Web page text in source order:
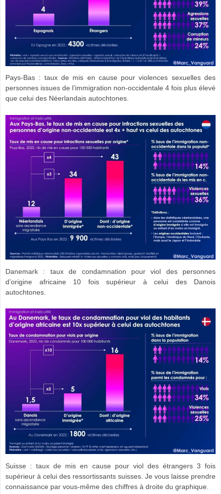
Pays-Bas : taux de mis en cause pour violences sexuelles des
personnes issues de l’immigration non-occidentale 4 fois plus élevé
que celui des Néerlandais autochtones.
Danemark : taux de condamnation pour viol des personnes
d’origine africaine 10 fois supérieur à celui des Danois
autochtones.
Suisse : taux de mis en cause pour viol des étrangers 3 fois
supérieur à celui des ressortissants suisses. Je vous laisse prendre
connaissance par vous-même des chiffres à droite du graphique.